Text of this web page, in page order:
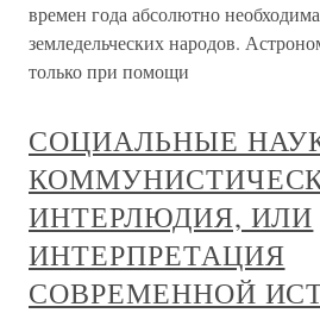
времен года абсолютно
земледельческих народов.
только при помощи
СОЦИАЛЬНЫЕ
ИНТЕРЛЮДИЯ, ИЛИ
ИНТЕРПРЕТАЦИЯ
СОВРЕМЕННОЙ